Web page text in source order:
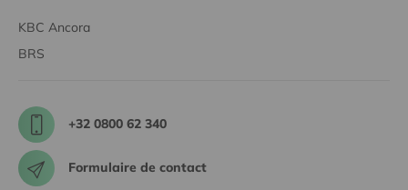
KBC Ancora
BRS
+32 0800 62 340
Formulaire de contact